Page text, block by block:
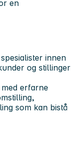
en
innen
og stillinger
erfarne
som kan bistå